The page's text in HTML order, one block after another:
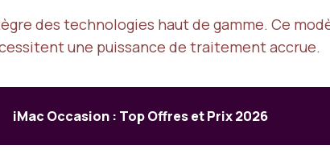
des technologies haut de gamme. Ce
une puissance de traitement accrue.
iMac Occasion : Top Offres et Prix 2026